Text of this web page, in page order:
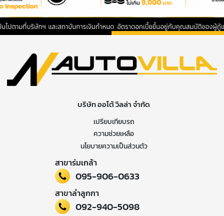
บริษัท ออโต้ วิลล่า จำกัด
เปรียบเทียบรถ
ความช่วยเหลือ
นโยบายความเป็นส่วนตัว
สาขาร่มเกล้า
095-906-0633
สาขาลำลูกกา
092-940-5098